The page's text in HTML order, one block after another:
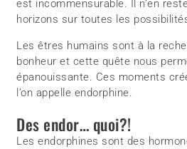
est incommensurable. Il n’en
horizons sur toutes les
Les êtres humains sont à la
bonheur et cette quête nous
épanouissante. Ces moments
l’on appelle endorphine.
Des endor… quoi?!
Les endorphines sont des